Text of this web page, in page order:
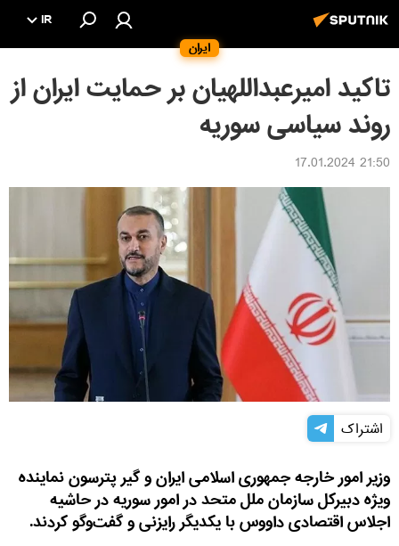
ایران
IR
تاکید امیرعبداللهیان بر حمایت ایران از
روند سیاسی سوریه
21:50 17.01.2024
اشتراک
وزیر امور خارجه جمهوری اسلامی ایران و گیر پترسون نماینده
ویژه دبیرکل سازمان ملل متحد در امور سوریه در حاشیه
اجلاس اقتصادی داووس با یکدیگر رایزنی و گفت‌وگو کردند.